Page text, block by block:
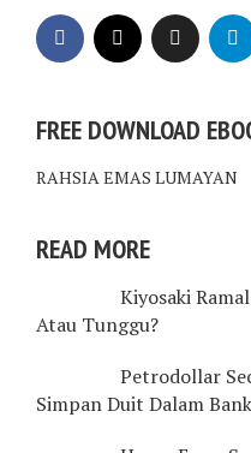
FREE DOWNLOAD
RAHSIA EMAS LUMAYAN
READ MORE
Kiyosaki
Atau Tunggu?
Petrodollar
Simpan Duit Dalam Bank